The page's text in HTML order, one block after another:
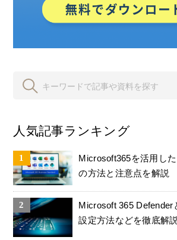
人気記事ランキング
Microsoft365を活用し
の方法と注意点を解説
Microsoft 365 Defender
設定方法などを徹底解説